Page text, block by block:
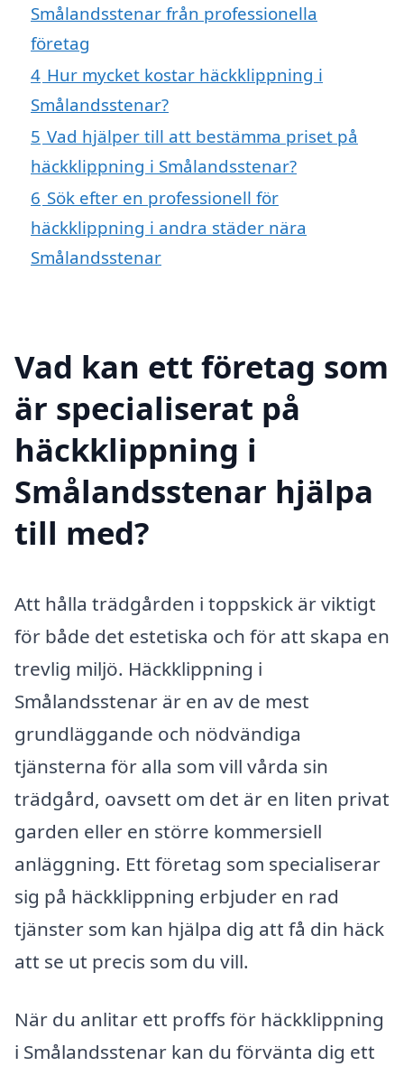
Smålandsstenar från professionella
företag
4 Hur mycket kostar häckklippning i
Smålandsstenar?
5 Vad hjälper till att bestämma priset på
häckklippning i Smålandsstenar?
6 Sök efter en professionell för
häckklippning i andra städer nära
Smålandsstenar
Vad kan ett företag som
är specialiserat på
häckklippning i
Smålandsstenar hjälpa
till med?
Att hålla trädgården i toppskick är viktigt
för både det estetiska och för att skapa en
trevlig miljö. Häckklippning i
Smålandsstenar är en av de mest
grundläggande och nödvändiga
tjänsterna för alla som vill vårda sin
trädgård, oavsett om det är en liten privat
garden eller en större kommersiell
anläggning. Ett företag som specialiserar
sig på häckklippning erbjuder en rad
tjänster som kan hjälpa dig att få din häck
att se ut precis som du vill.
När du anlitar ett proffs för häckklippning
i Smålandsstenar kan du förvänta dig ett